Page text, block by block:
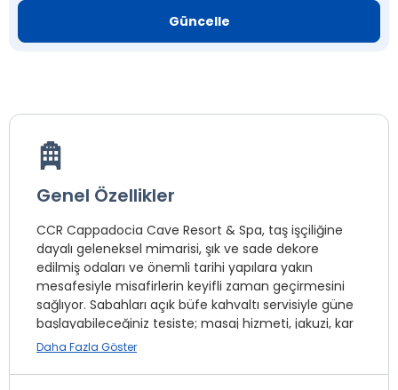
Güncelle
Genel Özellikler
CCR Cappadocia Cave Resort & Spa, taş işçiliğine
dayalı geleneksel mimarisi, şık ve sade dekore
edilmiş odaları ve önemli tarihi yapılara yakın
mesafesiyle misafirlerin keyifli zaman geçirmesini
sağlıyor. Sabahları açık büfe kahvaltı servisiyle güne
başlayabileceğiniz tesiste; masaj hizmeti, jakuzi, kar
odası, hamam, tuz odası, buhar odası, SPA merkezi,
de zinde kalmak isteyenler için fitness merkezi ve
Daha Fazla Göster